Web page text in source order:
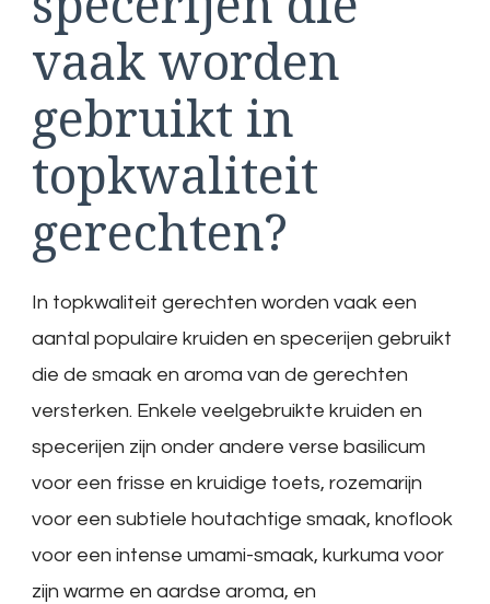
vaak worden
gebruikt in
topkwaliteit
gerechten?
In topkwaliteit gerechten worden vaak een
aantal populaire kruiden en specerijen gebruikt
die de smaak en aroma van de gerechten
versterken. Enkele veelgebruikte kruiden en
specerijen zijn onder andere verse basilicum
voor een frisse en kruidige toets, rozemarijn
voor een subtiele houtachtige smaak, knoflook
voor een intense umami-smaak, kurkuma voor
zijn warme en aardse aroma, en